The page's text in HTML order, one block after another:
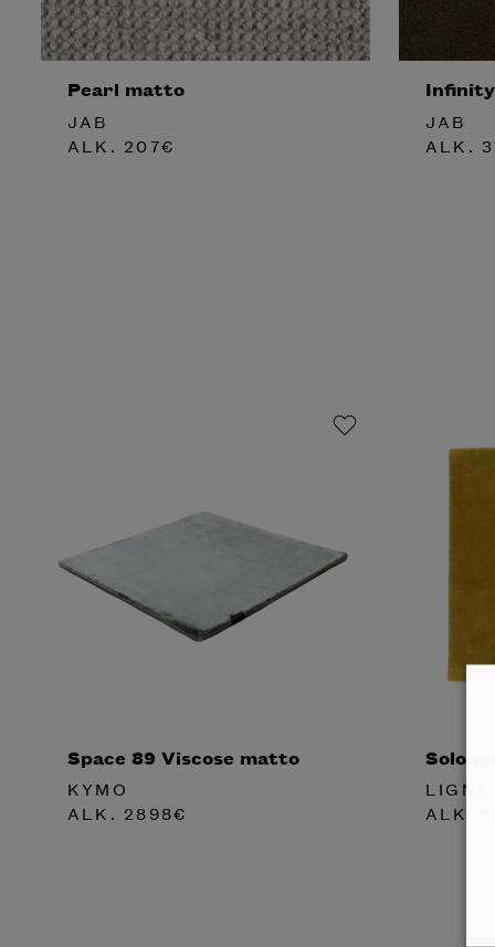
Pearl matto
JAB
ALK. 207€
JAB
ALK.
Space 89 Viscose matto
KYMO
ALK. 2898€
Solo
ALK.